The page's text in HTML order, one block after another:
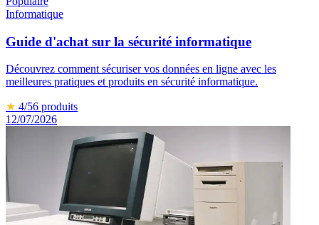
Informatique
Guide d'achat sur la sécurité informatique
Découvrez comment sécuriser vos données en ligne avec les
meilleures pratiques et produits en sécurité informatique.
★ 4/56 produits
12/07/2026